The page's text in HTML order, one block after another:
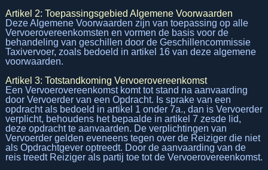
Artikel 2: Toepassingsgebied Algemene Voorwaarden
Deze Algemene Voorwaarden zijn van toepassing op alle
Vervoerovereenkomsten en vormen de basis voor de
behandeling van geschillen door de Geschillencommissie
Taxivervoer, zoals bedoeld in artikel 16 van deze algemene
voorwaarden.
Artikel 3: Totstandkoming Vervoerovereenkomst
Een Vervoerovereenkomst komt tot stand na aanvaarding
door Vervoerder van een Opdracht. Is sprake van een
opdracht als bedoeld in artikel 1 onder 7a., dan is Vervoerder
verplicht, behoudens het bepaalde in artikel 7 zesde lid,
deze opdracht te aanvaarden. De verplichtingen van
Vervoerder gelden eveneens tegen over de Reiziger die niet
als Opdrachtgever optreedt. Door de aanvaarding van de
reis treedt Reiziger als partij toe tot de Vervoerovereenkomst.